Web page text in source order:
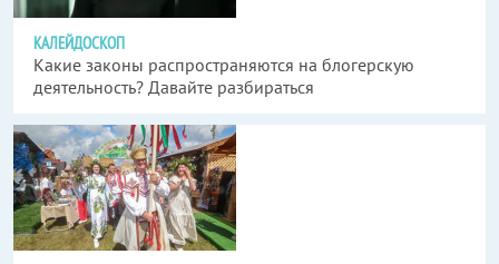
КАЛЕЙДОСКОП
Какие законы распространяются на блогерскую
деятельность? Давайте разбираться